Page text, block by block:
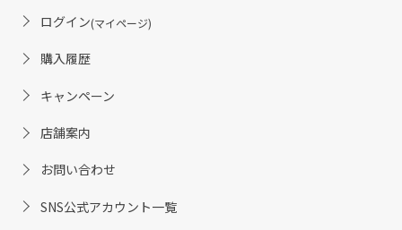
ログイン(マイページ)
購入履歴
キャンペーン
店舗案内
お問い合わせ
SNS公式アカウント一覧